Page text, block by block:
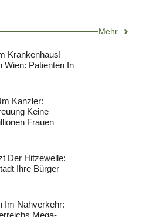
Mehr
Krankenhaus!
Wien: Patienten In
Kanzler:
Keine
Frauen
Der Hitzewelle:
Ihre Bürger
Im Nahverkehr: